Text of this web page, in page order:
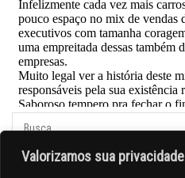
Valorizamos sua privacidade